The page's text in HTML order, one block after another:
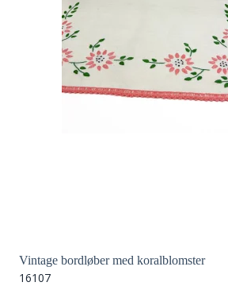
Vintage bordløber med koralblomster
16107